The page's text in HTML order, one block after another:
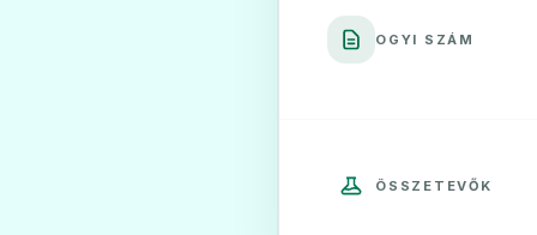
OGYI SZÁM
ÖSSZETEVŐK